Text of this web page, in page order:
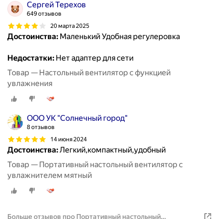
Сергей Терехов
649 отзывов
20 марта 2025
Достоинства: Маленький Удобная регулеровка
Недостатки: Нет адаптер для сети
Товар — Настольный вентилятор с функцией
увлажнения
ООО УК "Солнечный город"
8 отзывов
14 июня 2024
Достоинства:Легкий,компактный,удобный
Товар — Портативный настольный вентилятор с
увлажнителем мятный
Больше отзывов про Портативный настольный